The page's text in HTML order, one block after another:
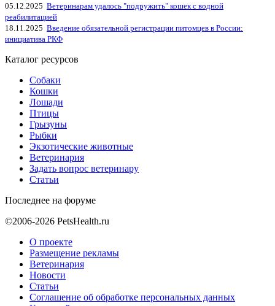
05.12.2025 Ветеринарам удалось "подружить" кошек с водной
реабилитацией
18.11.2025 Введение обязательной регистрации питомцев в России:
инициатива РКФ
Каталог ресурсов
Собаки
Кошки
Лошади
Птицы
Грызуны
Рыбки
Экзотические животные
Ветеринария
Задать вопрос ветеринару
Статьи
Последнее на форуме
©2006-2026 PetsHealth.ru
О проекте
Размещение рекламы
Ветеринария
Новости
Статьи
Соглашение об обработке персональных данных